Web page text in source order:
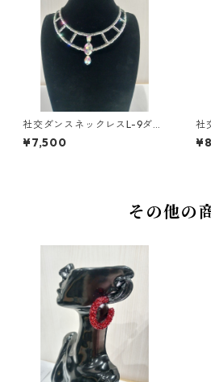
社交ダンスネックレスL-9ダン
スアクセサリーベリーダンス
ブライダルアクセサリー
¥7,500
社
ス
ブ
その他の